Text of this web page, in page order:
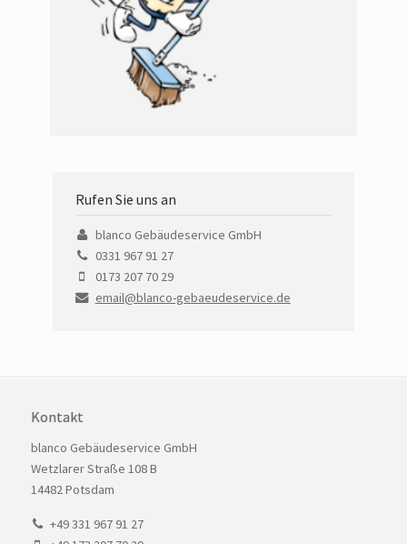
Rufen Sie uns an
blanco Gebäudeservice GmbH
0331 967 91 27
0173 207 70 29
email@blanco-gebaeudeservice.de
Kontakt
blanco Gebäudeservice GmbH
Wetzlarer Straße 108 B
14482 Potsdam
+49 331 967 91 27